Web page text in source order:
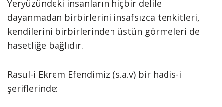
Yeryüzündeki insanların hiçbir delile
dayanmadan birbirlerini insafsızca tenkitleri,
kendilerini birbirlerinden üstün görmeleri de
hasetliğe bağlıdır.
Rasul-i Ekrem Efendimiz (s.a.v) bir hadis-i
şeriflerinde: